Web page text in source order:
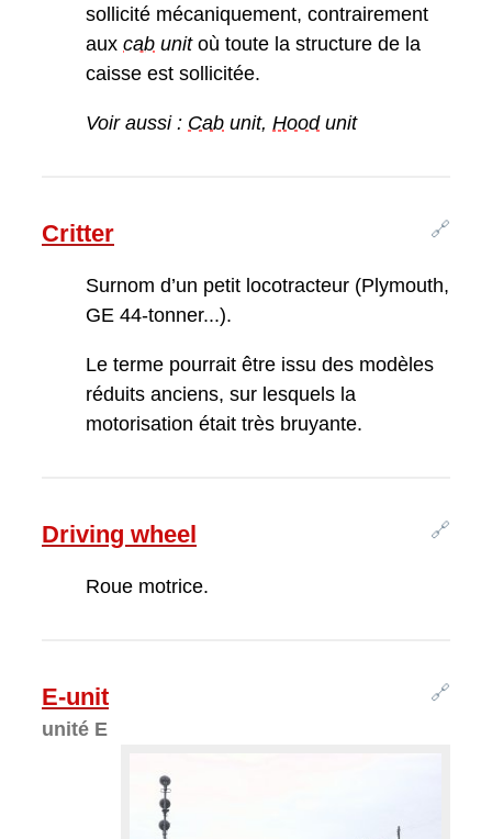
sollicité mécaniquement, contrairement
aux cab unitoù toute la structure de la
caisse est sollicitée.
Voir aussi : Cab unit, Hoodunit
🔗
Critter
Surnom d’un petit locotracteur (Plymouth,
GE 44-tonner...).
Le terme pourrait être issu des modèles
réduits anciens, sur lesquels la
motorisation était très bruyante.
🔗
Driving wheel
Roue motrice.
🔗
E-unit
unité E